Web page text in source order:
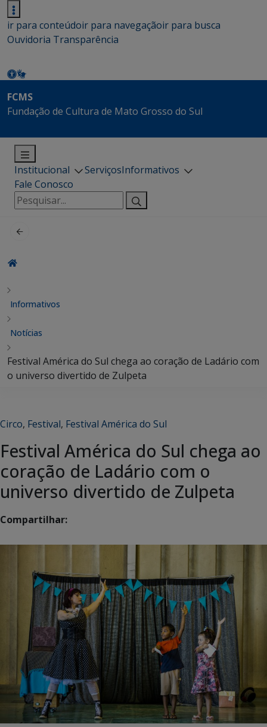
ir para conteúdoir para navegaçãoir para busca
Ouvidoria Transparência
FCMS
Fundação de Cultura de Mato Grosso do Sul
Institucional ServiçosInformativos
Fale Conosco
Pesquisar
por:
Informativos
Notícias
Festival América do Sul chega ao coração de Ladário com
o universo divertido de Zulpeta
Circo, Festival, Festival América do Sul
Festival América do Sul chega ao
coração de Ladário com o
universo divertido de Zulpeta
Compartilhar: